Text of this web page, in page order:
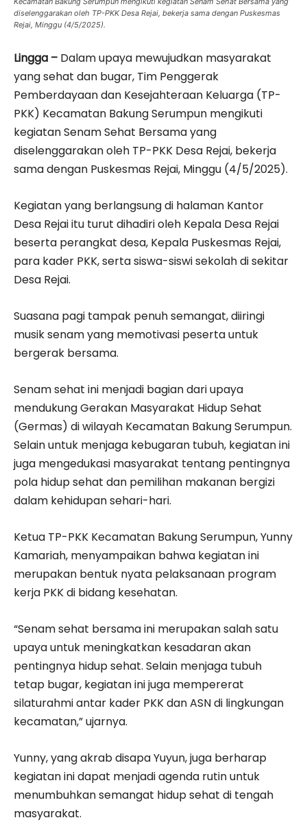
diselenggarakan oleh TP-PKK Desa Rejai, bekerja sama dengan Puskesmas
Rejai, Minggu (4/5/2025).
Lingga – Dalam upaya mewujudkan masyarakat
yang sehat dan bugar, Tim Penggerak
Pemberdayaan dan Kesejahteraan Keluarga (TP-
PKK) Kecamatan Bakung Serumpun mengikuti
kegiatan Senam Sehat Bersama yang
diselenggarakan oleh TP-PKK Desa Rejai, bekerja
sama dengan Puskesmas Rejai, Minggu (4/5/2025).
Kegiatan yang berlangsung di halaman Kantor
Desa Rejai itu turut dihadiri oleh Kepala Desa Rejai
beserta perangkat desa, Kepala Puskesmas Rejai,
para kader PKK, serta siswa-siswi sekolah di sekitar
Desa Rejai.
Suasana pagi tampak penuh semangat, diiringi
musik senam yang memotivasi peserta untuk
bergerak bersama.
Senam sehat ini menjadi bagian dari upaya
mendukung Gerakan Masyarakat Hidup Sehat
(Germas) di wilayah Kecamatan Bakung Serumpun.
Selain untuk menjaga kebugaran tubuh, kegiatan ini
juga mengedukasi masyarakat tentang pentingnya
pola hidup sehat dan pemilihan makanan bergizi
dalam kehidupan sehari-hari.
Ketua TP-PKK Kecamatan Bakung Serumpun, Yunny
Kamariah, menyampaikan bahwa kegiatan ini
merupakan bentuk nyata pelaksanaan program
kerja PKK di bidang kesehatan.
“Senam sehat bersama ini merupakan salah satu
upaya untuk meningkatkan kesadaran akan
pentingnya hidup sehat. Selain menjaga tubuh
tetap bugar, kegiatan ini juga mempererat
silaturahmi antar kader PKK dan ASN di lingkungan
kecamatan,” ujarnya.
Yunny, yang akrab disapa Yuyun, juga berharap
kegiatan ini dapat menjadi agenda rutin untuk
menumbuhkan semangat hidup sehat di tengah
masyarakat.